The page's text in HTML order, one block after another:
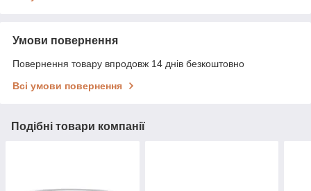
Умови повернення
Повернення товару впродовж 14 днів безкоштовно
Всі умови повернення
Подібні товари компанії